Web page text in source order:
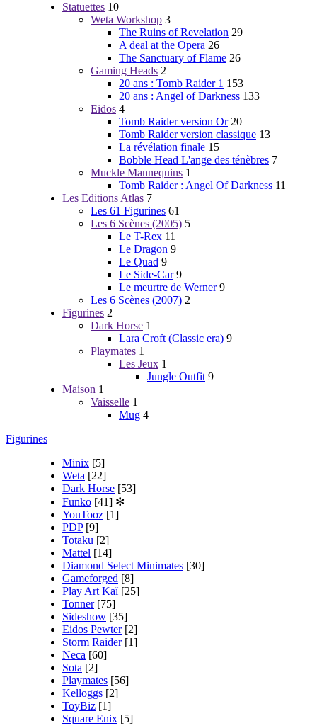
Statuettes 10
Weta Workshop 3
The Ruins of Revelation 29
A deal at the Opera 26
The Sanctuary of Flame 26
Gaming Heads 2
20 ans : Tomb Raider 1 153
20 ans : Angel of Darkness 133
Eidos 4
Tomb Raider version Or 20
Tomb Raider version classique 13
La révélation finale 15
Bobble Head L'ange des ténèbres 7
Muckle Mannequins 1
Tomb Raider : Angel Of Darkness 11
Les Editions Atlas 7
Les 61 Figurines 61
Les 6 Scènes (2005) 5
Le T-Rex 11
Le Dragon 9
Le Quad 9
Le Side-Car 9
Le meurtre de Werner 9
Les 6 Scènes (2007) 2
Figurines 2
Dark Horse 1
Lara Croft (Classic era) 9
Playmates 1
Les Jeux 1
Jungle Outfit 9
Maison 1
Vaisselle 1
Mug 4
Figurines
Minix [5]
Weta [22]
Dark Horse [53]
Funko [41] ✻
YouTooz [1]
PDP [9]
Totaku [2]
Mattel [14]
Diamond Select Minimates [30]
Gameforged [8]
Play Art Kaï [25]
Tonner [75]
Sideshow [35]
Eidos Pewter [2]
Storm Raider [1]
Neca [60]
Sota [2]
Playmates [56]
Kelloggs [2]
ToyBiz [1]
Square Enix [5]